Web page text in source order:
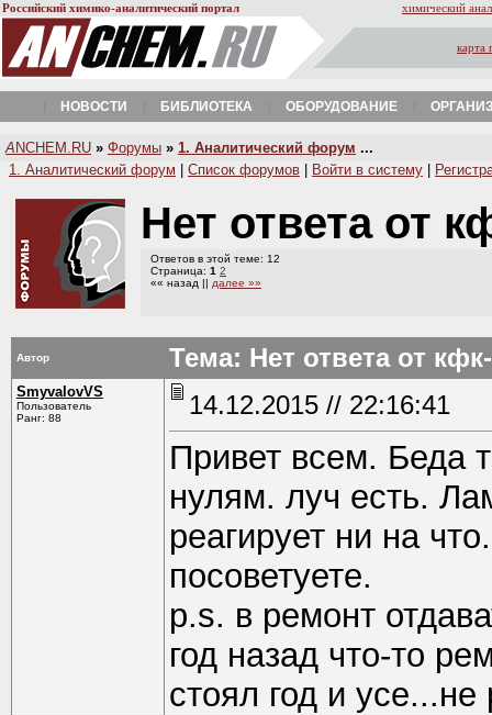
Российский химико-аналитический портал химический
карта
НОВОСТИ БИБЛИОТЕКА ОБОРУДОВАНИЕ
A NCHEM.RU » Форумы » 1. Аналитический форум ...
1. Аналитический форум
Список форумов Войти в систему
Нет ответа от
Ответов в этой теме: 12
Страница: 1 2
«« назад || далее »»
Автор Тема: Нет ответа от
SmyvalovVS
Пользователь
Ранг: 88
14.12.2015 // 22:16:41
Привет всем. Беда
нулям. луч есть.
реагирует ни на
посоветуете.
p.s. в ремонт
год назад что-то
стоял год и усе...не